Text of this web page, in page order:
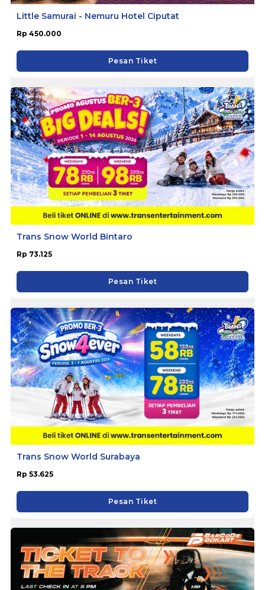
Little Samurai - Nemuru Hotel Ciputat
Rp 450.000
Pesan Tiket
Trans Snow World Bintaro
Rp 73.125
Pesan Tiket
Trans Snow World Surabaya
Rp 53.625
Pesan Tiket